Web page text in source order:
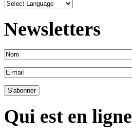
Newsletters
Qui est en ligne